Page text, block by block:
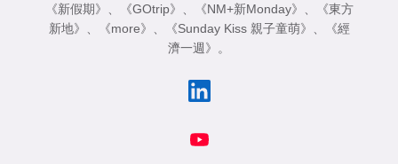
《新假期》
《GOtrip》 《NM+新Monday》
《東方
新地》
《more》 《Sunday Kiss 親子童萌》
《經
濟一週》
。